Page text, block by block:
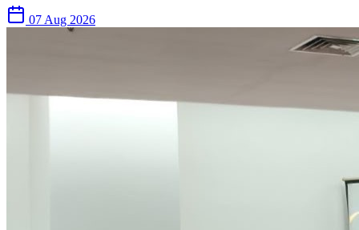
07 Aug 2026